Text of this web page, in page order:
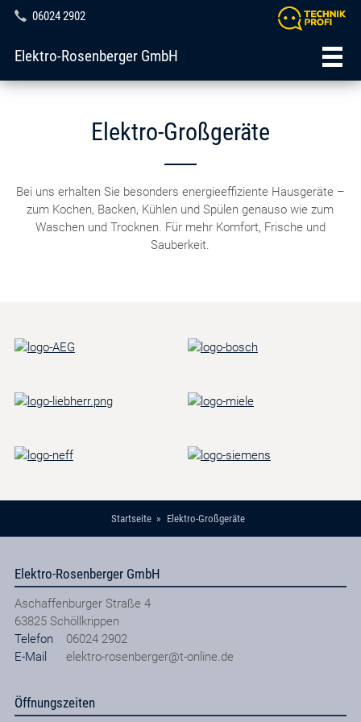
06024 2902
Elektro-Rosenberger GmbH
Elektro-Großgeräte
Bei uns erhalten Sie besonders energieeffiziente Hausgeräte –
zum Kochen, Backen, Kühlen und Spülen genauso wie zum
Waschen und Trocknen. Für mehr Komfort, Frische und
Sauberkeit.
Startseite Elektro-Großgeräte
Elektro-Rosenberger GmbH
Aschaffenburger Straße 4
63825 Schöllkrippen
Telefon
06024 2902
E-Mail
elektro-rosenberger@t-online.de
Öffnungszeiten